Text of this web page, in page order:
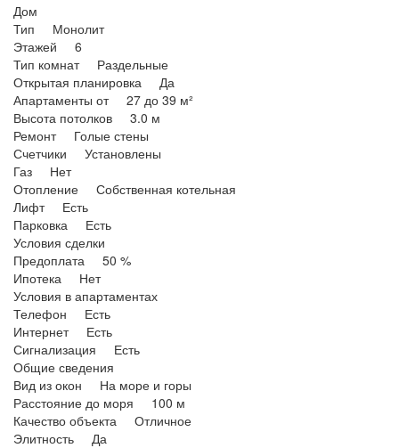
Дом
Тип Монолит
Этажей 6
Тип комнат Раздельные
Открытая планировка Да
Апартаменты от 27 до 39 м²
Высота потолков 3.0 м
Ремонт Голые стены
Счетчики Установлены
Газ Нет
Отопление Собственная котельная
Лифт Есть
Парковка Есть
Условия сделки
Предоплата 50 %
Ипотека Нет
Условия в апартаментах
Телефон Есть
Интернет Есть
Сигнализация Есть
Общие сведения
Вид из окон На море и горы
Расстояние до моря 100 м
Качество объекта Отличное
Элитность Да